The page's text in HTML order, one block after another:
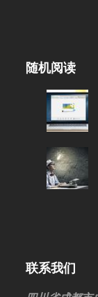
随机阅读
联系我们